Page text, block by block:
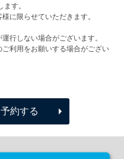
す。
に限らせていただきます。
行しない場合がございます。
利用をお願いする場合がござい
約する